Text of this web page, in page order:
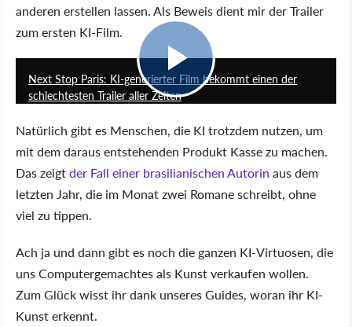
anderen erstellen lassen. Als Beweis dient mir der Trailer
zum ersten KI-Film.
Next Stop Paris: KI-generierter Film bekommt einen der
schlechtesten Trailer aller Zeiten
Natürlich gibt es Menschen, die KI trotzdem nutzen, um
mit dem daraus entstehenden Produkt Kasse zu machen.
Das zeigtder Fall einer brasilianischen Autorin aus dem
letzten Jahr, die im Monat zwei Romane schreibt, ohne
viel zu tippen.
Ach ja und dann gibt es noch die ganzen KI-Virtuosen, die
uns Computergemachtes als Kunst verkaufen wollen.
Zum Glück wisst ihr dank unseres Guides, woran ihr KI-
Kunst erkennt.